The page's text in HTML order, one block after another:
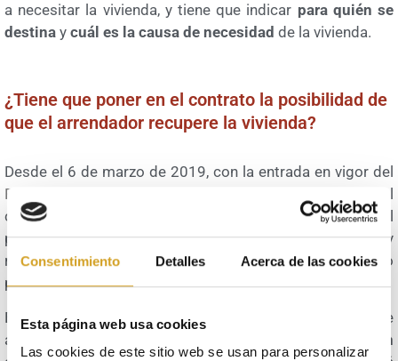
Consentimiento Detalles Acerca de las cookies
Esta página web usa cookies
Las cookies de este sitio web se usan para personalizar
a necesitar la vivienda, y tiene que indicar para quién se
destina y cuál es la causa de necesidad de la vivienda.
¿Tiene que poner en el contrato la posibilidad de
que el arrendador recupere la vivienda?
Desde el 6 de marzo de 2019, con la entrada en vigor del
Real Decreto-ley 7/2019
que en el
contrato de arrendamiento conste la posibilidad de que el
propietario resuelva anticipadamente el contrato y
recupere la vivienda para sí mismo, para sus familiares o
para su cónyuge.
Esto significa que, a la hora de redactar un contrato de
arrendamiento,
es necesario que el propietario haga un